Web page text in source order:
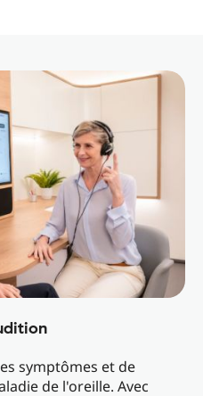
symptômes et de
de l'oreille. Avec